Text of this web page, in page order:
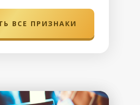
ВСЕ ПРИЗНАКИ